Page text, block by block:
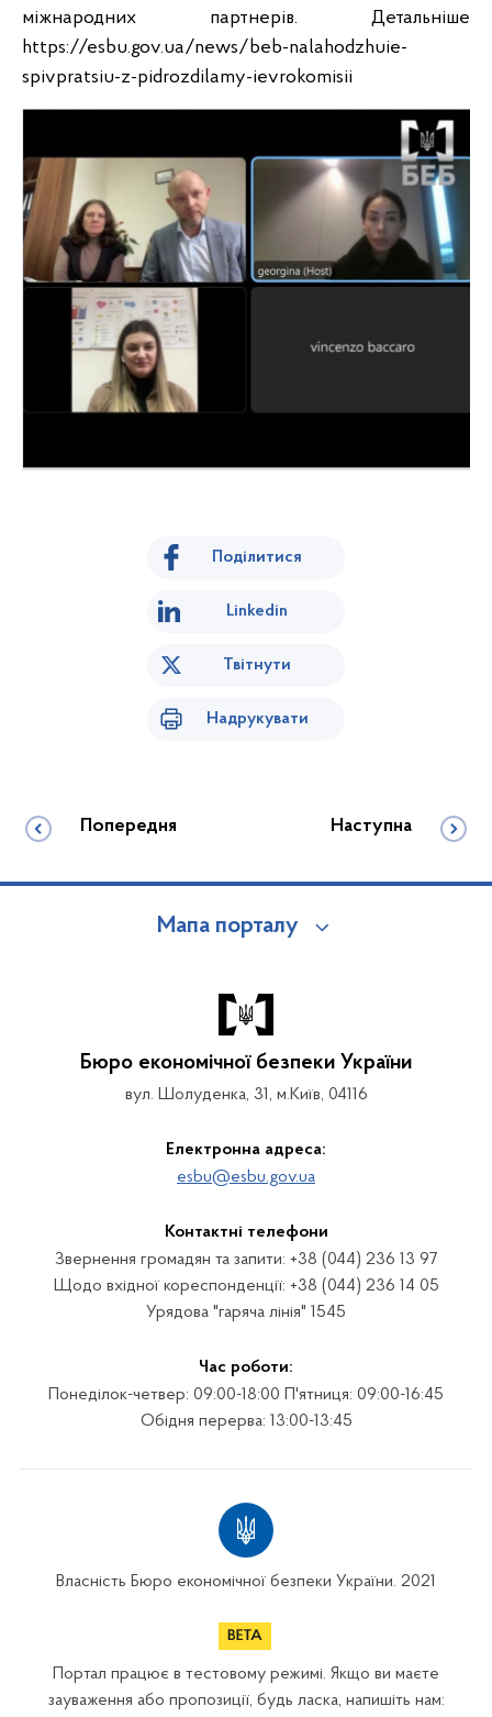
міжнародних партнерів. Детальніше
https://esbu.gov.ua/news/beb-nalahodzhuie-
spivpratsiu-z-pidrozdilamy-ievrokomisii
Поділитися
Linkedin
Твітнути
Надрукувати
Попередня Наступна
Мапа порталу
Бюро економічної безпеки України
вул. Шолуденка, 31, м.Київ, 04116
Електронна адреса:
esbu@esbu.gov.ua
Контактні телефони
Звернення громадян та запити: +38 (044) 236 13 97
Щодо вхідної кореспонденції: +38 (044) 236 14 05
Урядова "гаряча лінія" 1545
Час роботи:
Понеділок-четвер: 09:00-18:00 П'ятниця: 09:00-16:45
Обідня перерва: 13:00-13:45
Власність Бюро економічної безпеки України. 2021
Портал працює в тестовому режимі. Якщо ви маєте
зауваження або пропозиції, будь ласка, напишіть нам: